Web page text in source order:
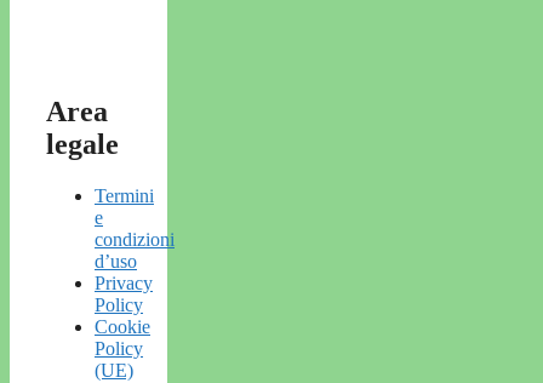
Area
legale
Termini
e
condizioni
d’uso
Privacy
Policy
Cookie
Policy
(UE)